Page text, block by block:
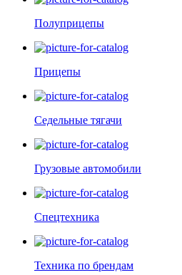
Полуприцепы
Прицепы
Седельные тягачи
Грузовые автомобили
Спецтехника
Техника по брендам